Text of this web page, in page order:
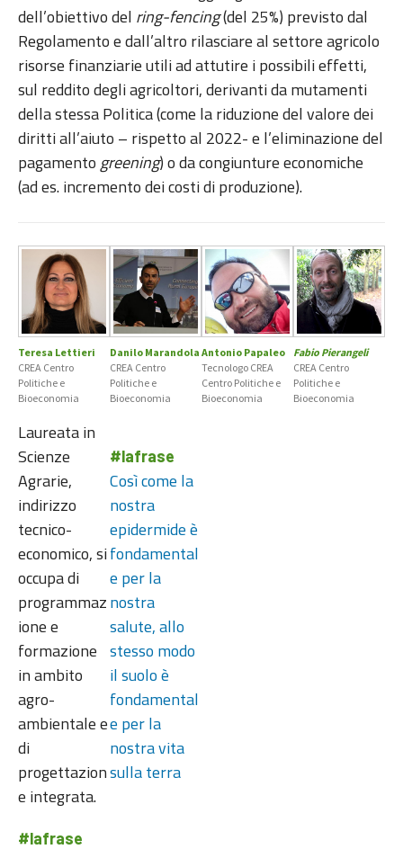
dell’obiettivo del ring-fencing(del 25%) previsto dal
Regolamento e dall’altro rilasciare al settore agricolo
risorse finanziarie utili ad attutire i possibili effetti,
sul reddito degli agricoltori, derivanti da mutamenti
della stessa Politica (come la riduzione del valore dei
diritti all’aiuto – rispetto al 2022- e l’eliminazione del
pagamento greening) o da congiunture economiche
(ad es. incremento dei costi di produzione).
Teresa Lettieri
CREA Centro
Politiche e
Bioeconomia
Laureata in
Scienze
Agrarie,
indirizzo
tecnico-
economico, si
occupa di
programmaz
ione e
formazione
in ambito
agro-
ambientale e
di
progettazion
e integrata.
#lafrase
Danilo Marandola
CREA Centro
Politiche e
Bioeconomia
#lafrase
Così come la
nostra
epidermide è
fondamental
e per la
nostra
salute, allo
stesso modo
il suolo è
fondamental
e per la
nostra vita
sulla terra
Antonio Papaleo
Tecnologo CREA
Centro Politiche e
Bioeconomia
Fabio Pierangeli
CREA Centro
Politiche e
Bioeconomia